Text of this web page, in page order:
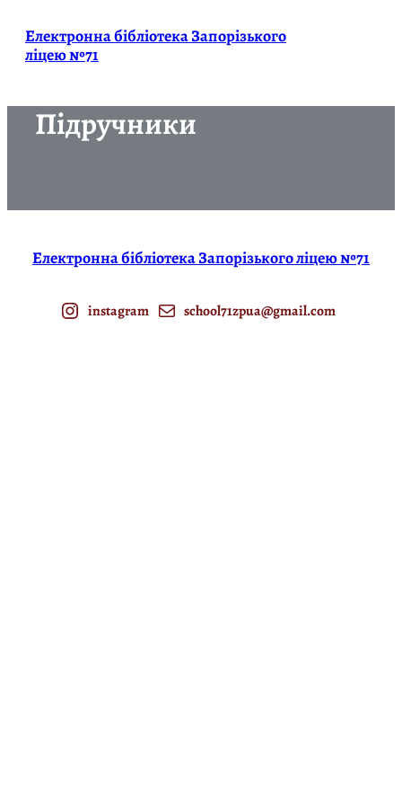
Електронна бібліотека Запорізького
ліцею №71
Підручники
Електронна бібліотека Запорізького ліцею №71
instagram school71zpua@gmail.com